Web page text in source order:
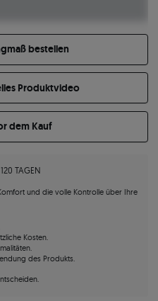
bestellen
Produktvideo
dem Kauf
TAGEN
und die volle Kontrolle über Ihre
Kosten.
des Produkts.